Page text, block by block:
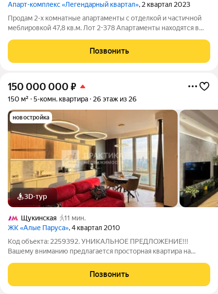
Апарт-комплекс «Легендарный квартал», 2 квартал 2023
Продам 2-х комнатные апартаменты с отделкой и частичной
меблировкой 47,8 кв.м. Лот 2-378 Апартаменты находятся в
северо-востоке столицы, в непосредственной близости от
Ботанического сада. С
Позвонить
150 000 000 ₽
150 м² 5-комн. квартира 26 этаж из 26
новостройка
3D-тур
Щукинская
11 мин.
ЖК «Алые Паруса», 4 квартал 2010
Код объекта: 2259392. УНИКАЛЬНОЕ ПРЕДЛОЖЕНИЕ!!!
Вашему вниманию предлагается просторная квартира на
или тех, кто ценит простор, функциональность и комфорт!
Одна из немногих квартир, с окон,
Позвонить